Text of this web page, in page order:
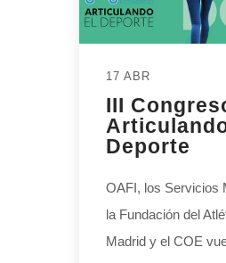
17 ABR
III
Deporte
OAFI, los Servicios
la Fundación del
Madrid y el COE